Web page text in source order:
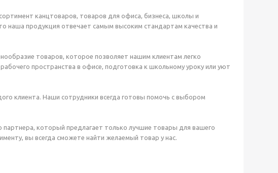
канцтоваров, товаров для офиса, бизнеса, школы и
наша продукция отвечает самым высоким стандартам качества и
товаров, которое позволяет нашим клиентам легко
пространства в офисе, подготовка к школьному уроку или уют
клиента. Наши сотрудники всегда готовы помочь с выбором
который предлагает только лучшие товары для вашего
вы всегда сможете найти желаемый товар у нас.